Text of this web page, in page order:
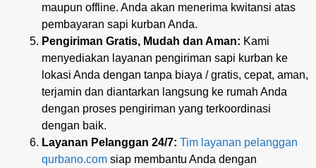
maupun offline. Anda akan menerima kwitansi atas
pembayaran sapi kurban Anda.
Pengiriman Gratis, Mudah dan Aman: Kami
menyediakan layanan pengiriman sapi kurban ke
lokasi Anda dengan tanpa biaya / gratis, cepat, aman,
terjamin dan diantarkan langsung ke rumah Anda
dengan proses pengiriman yang terkoordinasi
dengan baik.
Layanan Pelanggan 24/7: Tim layanan pelanggan
qurbano.com siap membantu Anda dengan